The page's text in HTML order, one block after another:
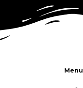
Menu